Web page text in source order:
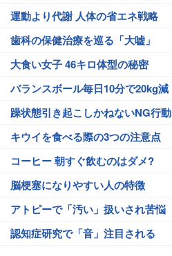
運動より代謝 人体の省エネ戦略
歯科の保健治療を巡る「大嘘」
大食い女子 46キロ体型の秘密
バランスボール毎日10分で20kg減
躁状態引き起こしかねないNG行動
キウイを食べる際の3つの注意点
コーヒー 朝すぐ飲むのはダメ?
脳梗塞になりやすい人の特徴
アトピーで「汚い」扱いされ苦悩
認知症研究で「音」注目される